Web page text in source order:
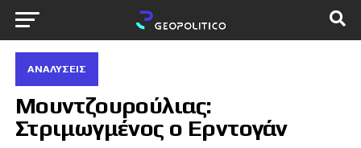
ΑΝΑΛΎΣΕΙΣ
Μουντζουρούλιας:
Στριμωγμένος ο Ερντογάν